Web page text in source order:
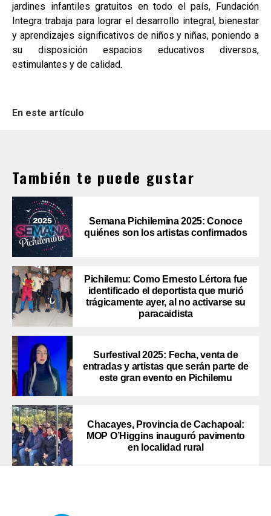
jardines infantiles gratuitos en todo el país, Fundación
Integra trabaja para lograr el desarrollo integral, bienestar
y aprendizajes significativos de niños y niñas, poniendo a
su disposición espacios educativos diversos,
estimulantes y de calidad.
En este artículo
También te puede gustar
Semana Pichilemina 2025: Conoce
quiénes son los artistas confirmados
Pichilemu: Como Ernesto Lértora fue
identificado el deportista que murió
trágicamente ayer, al no activarse su
paracaidista
Surfestival 2025: Fecha, venta de
entradas y artistas que serán parte de
este gran evento en Pichilemu
Chacayes, Provincia de Cachapoal:
MOP O’Higgins inauguró pavimento
en localidad rural